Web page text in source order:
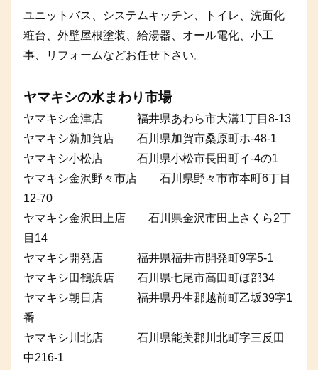
ユニットバス、システムキッチン、トイレ、洗面化
粧台、外壁屋根塗装、給湯器、オール電化、小工
事、リフォームなどお任せ下さい。
ヤマキシの水まわり市場
ヤマキシ金津店 福井県あわら市大溝1丁目8-13
ヤマキシ新加賀店 石川県加賀市桑原町ホ-48-1
ヤマキシ小松店 石川県小松市長田町イ-4の1
ヤマキシ金沢野々市店 石川県野々市市本町6丁目
12-70
ヤマキシ金沢田上店 石川県金沢市田上さくら2丁
目14
ヤマキシ開発店 福井県福井市開発町9字5-1
ヤマキシ田鶴浜店 石川県七尾市高田町ほ部34
ヤマキシ朝日店 福井県丹生郡越前町乙坂39字1
番
ヤマキシ川北店 石川県能美郡川北町字三反田
中216-1